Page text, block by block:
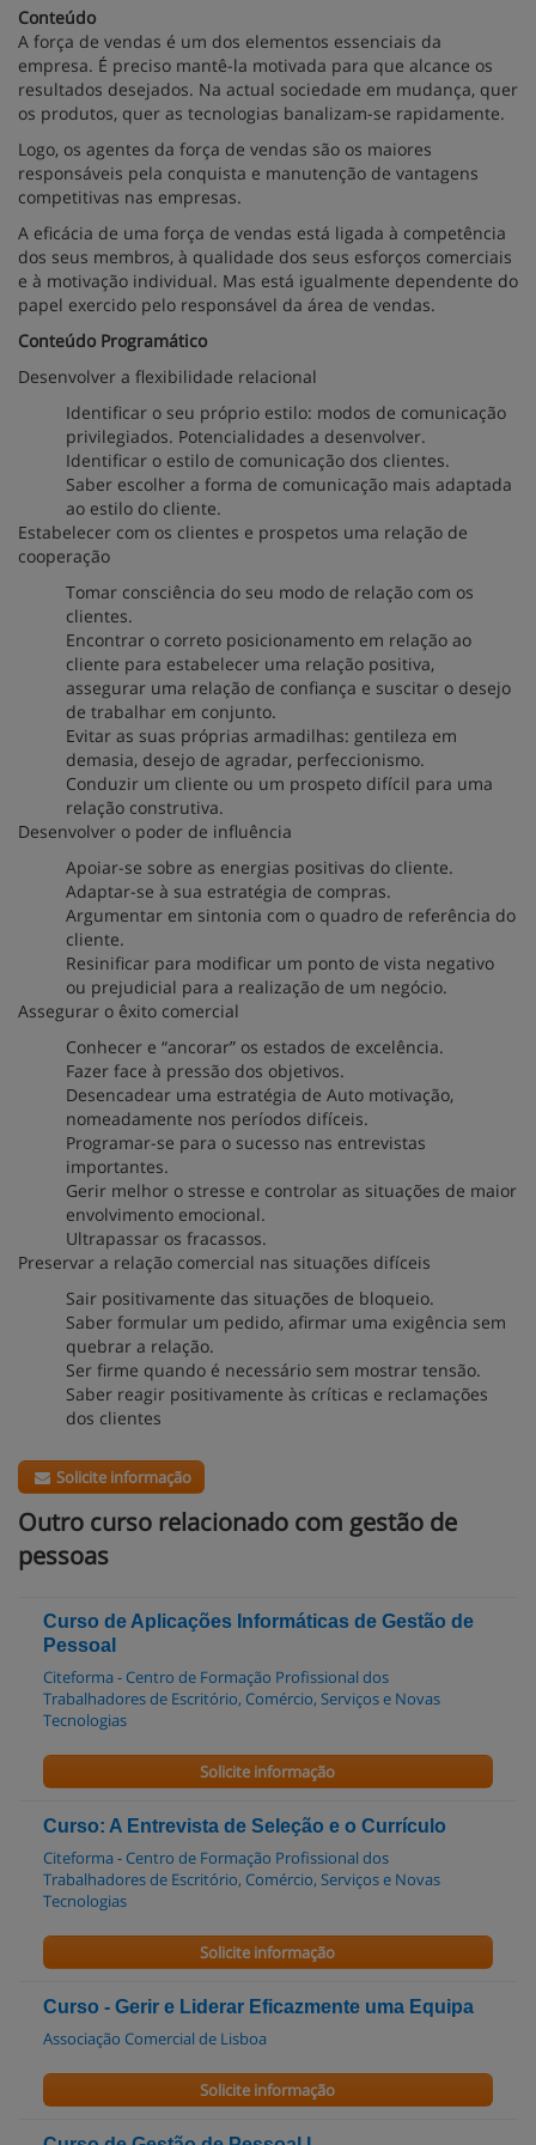
Conteúdo
A força de vendas é um dos elementos essenciais da
empresa. É preciso mantê-la motivada para que alcance os
resultados desejados. Na actual sociedade em mudança, quer
os produtos, quer as tecnologias banalizam-se rapidamente.
Logo, os agentes da força de vendas são os maiores
responsáveis pela conquista e manutenção de vantagens
competitivas nas empresas.
A eficácia de uma força de vendas está ligada à competência
dos seus membros, à qualidade dos seus esforços comerciais
e à motivação individual. Mas está igualmente dependente do
papel exercido pelo responsável da área de vendas.
Conteúdo Programático
Desenvolver a flexibilidade relacional
Identificar o seu próprio estilo: modos de comunicação
privilegiados. Potencialidades a desenvolver.
Identificar o estilo de comunicação dos clientes.
Saber escolher a forma de comunicação mais adaptada
ao estilo do cliente.
Estabelecer com os clientes e prospetos uma relação de
cooperação
Tomar consciência do seu modo de relação com os
clientes.
Encontrar o correto posicionamento em relação ao
cliente para estabelecer uma relação positiva,
assegurar uma relação de confiança e suscitar o desejo
de trabalhar em conjunto.
Evitar as suas próprias armadilhas: gentileza em
demasia, desejo de agradar, perfeccionismo.
Conduzir um cliente ou um prospeto difícil para uma
relação construtiva.
Desenvolver o poder de influência
Apoiar-se sobre as energias positivas do cliente.
Adaptar-se à sua estratégia de compras.
Argumentar em sintonia com o quadro de referência do
cliente.
Resinificar para modificar um ponto de vista negativo
ou prejudicial para a realização de um negócio.
Assegurar o êxito comercial
Conhecer e “ancorar” os estados de excelência.
Fazer face à pressão dos objetivos.
Desencadear uma estratégia de Auto motivação,
nomeadamente nos períodos difíceis.
Programar-se para o sucesso nas entrevistas
importantes.
Gerir melhor o stresse e controlar as situações de maior
envolvimento emocional.
Ultrapassar os fracassos.
Preservar a relação comercial nas situações difíceis
Sair positivamente das situações de bloqueio.
Saber formular um pedido, afirmar uma exigência sem
quebrar a relação.
Ser firme quando é necessário sem mostrar tensão.
Saber reagir positivamente às críticas e reclamações
dos clientes
Solicite informação
Outro curso relacionado com gestão de
pessoas
Curso de Aplicações Informáticas de Gestão de
Pessoal
Citeforma - Centro de Formação Profissional dos
Trabalhadores de Escritório, Comércio, Serviços e Novas
Tecnologias
Solicite informação
Curso: A Entrevista de Seleção e o Currículo
Citeforma - Centro de Formação Profissional dos
Trabalhadores de Escritório, Comércio, Serviços e Novas
Tecnologias
Solicite informação
Curso - Gerir e Liderar Eficazmente uma Equipa
Associação Comercial de Lisboa
Solicite informação